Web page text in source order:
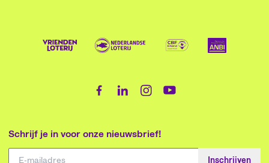
Schrijf je in voor onze nieuwsbrief!